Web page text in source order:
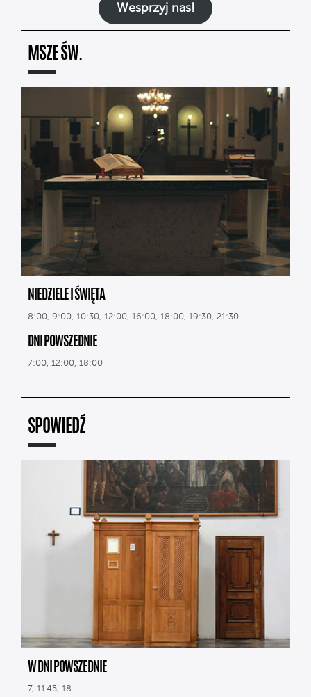
Wesprzyj nas!
MSZE ŚW.
NIEDZIELE I ŚWIĘTA
8:00, 9:00, 10:30, 12:00, 16:00, 18:00, 19:30, 21:30
DNI POWSZEDNIE
7:00, 12:00, 18:00
SPOWIEDŹ
W DNI POWSZEDNIE
7, 11.45, 18